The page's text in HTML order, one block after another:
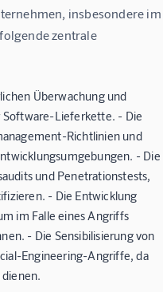
insbesondere
zentrale
Überwachung und
Lieferkette. - Die
Richtlinien und
- Die
und Penetrationstests,
- Die Entwicklung
im Falle eines Angriffs
- Die Sensibilisierung von
Engineering-Angriffe, da